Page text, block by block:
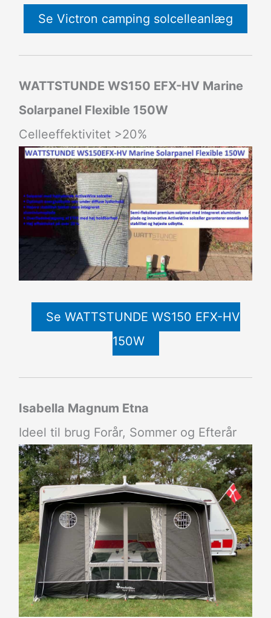
Se Victron camping solcelleanlæg
WATTSTUNDE WS150 EFX-HV Marine
Solarpanel Flexible 150W
Celleeffektivitet >20%
Se WATTSTUNDE WS150 EFX-HV
150W
Isabella Magnum Etna
Ideel til brug Forår, Sommer og Efterår